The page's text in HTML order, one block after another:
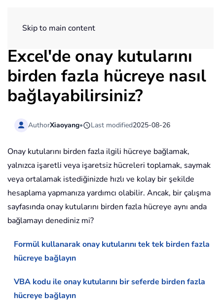
Skip to main content
Excel'de onay kutularını
birden fazla hücreye nasıl
bağlayabilirsiniz?
AuthorXiaoyang• Last modified2025-08-26
Onay kutularını birden fazla ilgili hücreye bağlamak,
yalnızca işaretli veya işaretsiz hücreleri toplamak, saymak
veya ortalamak istediğinizde hızlı ve kolay bir şekilde
hesaplama yapmanıza yardımcı olabilir. Ancak, bir çalışma
sayfasında onay kutularını birden fazla hücreye aynı anda
bağlamayı denediniz mi?
Formül kullanarak onay kutularını tek tek birden fazla
hücreye bağlayın
VBA kodu ile onay kutularını bir seferde birden fazla
hücreye bağlayın